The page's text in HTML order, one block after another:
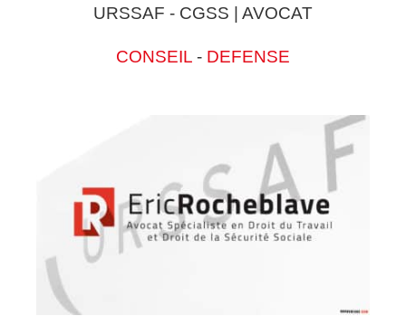
URSSAF - CGSS | AVOCAT
CONSEIL - DEFENSE